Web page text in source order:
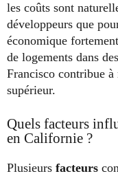
les coûts sont
développeurs que
économique
de logements dans
Francisco contribue
supérieur.
Quels facteurs
en Californie ?
Plusieurs facteurs